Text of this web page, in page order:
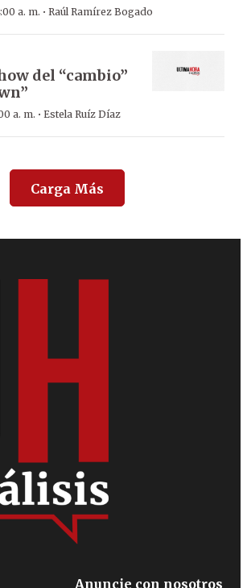
a. m. · Raúl Ramírez Bogado
del “cambio”
a. m. · Estela Ruíz Díaz
Carga Más
Anuncie con nosotros